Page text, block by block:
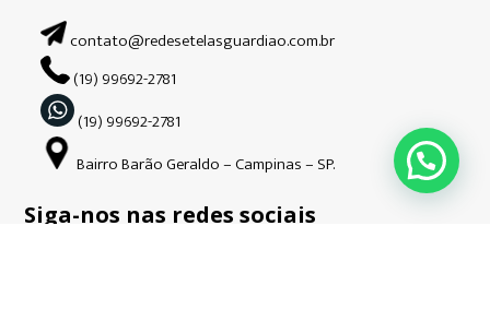
contato@redesetelasguardiao.com.br
(19) 99692-2781
(19) 99692-2781
Bairro Barão Geraldo – Campinas – SP.
Siga-nos nas redes sociais